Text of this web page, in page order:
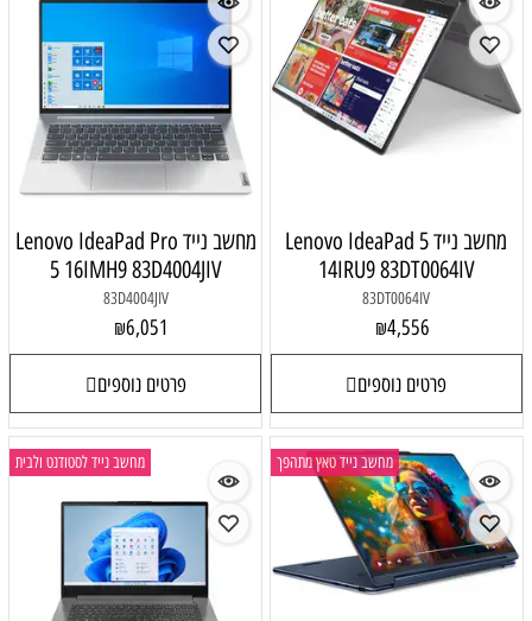
מחשב נייד Lenovo IdeaPad 5
14IRU9 83DT0064IV
83DT0064IV
₪4,556
פרטים נוספים
מחשב נייד Lenovo IdeaPad Pro
5 16IMH9 83D4004JIV
83D4004JIV
₪6,051
פרטים נוספים
מחשב נייד טאץ מתהפך מחשב נייד לסטודנט ולבית